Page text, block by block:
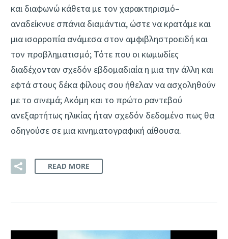
και διαφωνώ κάθετα με τον χαρακτηρισμό–
αναδείκνυε σπάνια διαμάντια, ώστε να κρατάμε και
μια ισορροπία ανάμεσα στον αμφιβληστροειδή και
τον προβληματισμό; Τότε που οι κωμωδίες
διαδέχονταν σχεδόν εβδομαδιαία η μια την άλλη και
εφτά στους δέκα φίλους σου ήθελαν να ασχοληθούν
με το σινεμά; Ακόμη και το πρώτο ραντεβού
ανεξαρτήτως ηλικίας ήταν σχεδόν δεδομένο πως θα
οδηγούσε σε μια κινηματογραφική αίθουσα.
READ MORE